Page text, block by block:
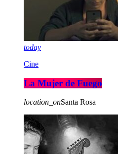
today
Cine
La Mujer de Fuego
location_onSanta Rosa